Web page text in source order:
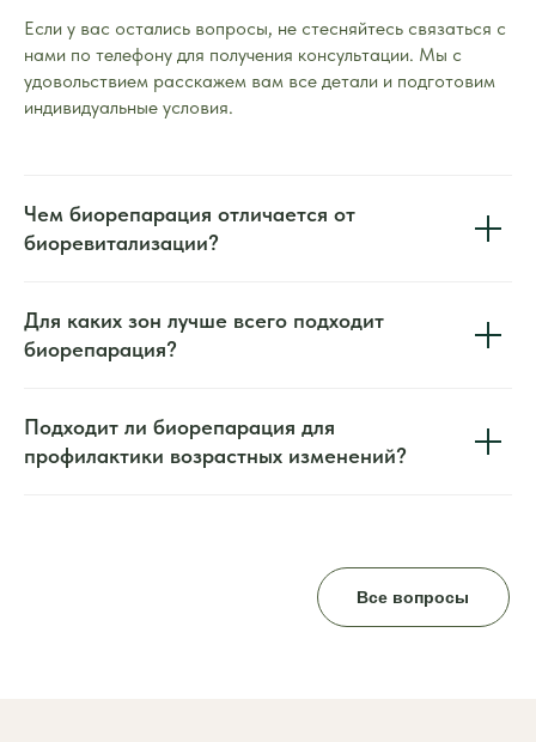
Если у вас остались вопросы, не стесняйтесь связаться с
нами по телефону для получения консультации. Мы с
удовольствием расскажем вам все детали и подготовим
индивидуальные условия.
Чем биорепарация отличается от
биоревитализации?
Для каких зон лучше всего подходит
биорепарация?
Подходит ли биорепарация для
профилактики возрастных изменений?
Все вопросы